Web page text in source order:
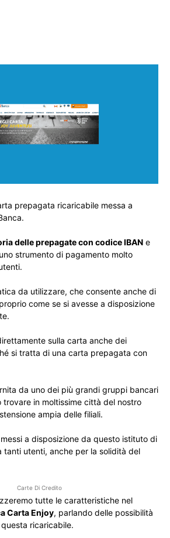
prepagata ricaricabile messa a
delle prepagate con codice IBAN e
strumento di pagamento molto
da utilizzare, che consente anche di
come se si avesse a disposizione
sulla carta anche dei
si tratta di una carta prepagata con
da uno dei più grandi gruppi bancari
trovare in moltissime città del nostro
ampia delle filiali.
a disposizione da questo istituto di
tanti utenti, anche per la solidità del
Carte Di Credito
tutte le caratteristiche nel
Carta Enjoy, parlando delle possibilità
ricaricabile.